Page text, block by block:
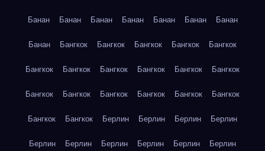
Банан Банан Банан Банан Банан Банан Банан
Банан Бангкок Бангкок Бангкок Бангкок Бангкок
Бангкок Бангкок Бангкок Бангкок Бангкок Бангкок
Бангкок Бангкок Бангкок Бангкок Бангкок Бангкок
Бангкок Бангкок Берлин Берлин Берлин Берлин
Берлин Берлин Берлин Берлин Берлин Берлин